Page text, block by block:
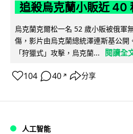
追殺烏克蘭小販近 40
烏克蘭克爾松一名 52 歲小販被俄軍
傷，影片由烏克蘭總統澤連斯基公開
「狩獵式」攻擊，烏克蘭...
閱讀全
104 40 ↗ 分享
人工智能